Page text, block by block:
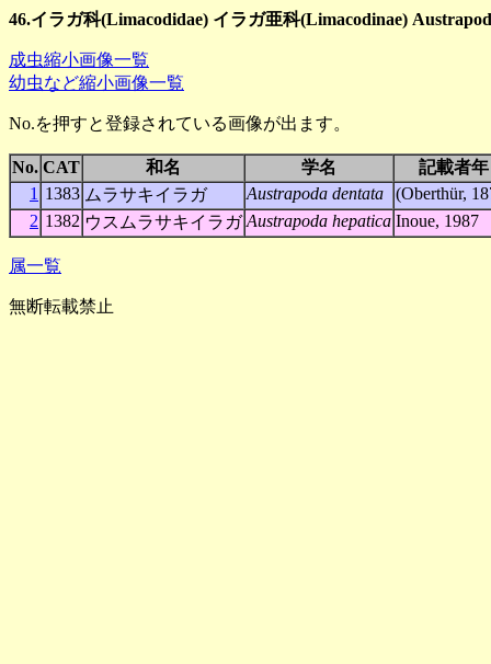
46.イラガ科(Limacodidae) イラガ亜科(Limacodinae)
成虫縮小画像一覧
幼虫など縮小画像一覧
No.を押すと登録されている画像が出ます。
No. CAT 和名 学名
記載者年
1 1383 ムラサキイラガ Austrapoda dentata
(Oberthür,
2 1382 ウスムラサキイラガ Austrapoda hepatica Inoue, 1987
属一覧
無断転載禁止